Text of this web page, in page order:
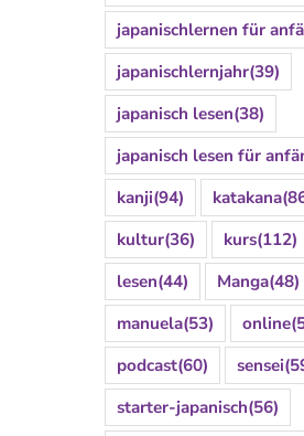
japanischlernen für
japanischlernjahr(39)
japanisch lesen(38)
japanisch lesen für
kanji(94) katakana
kultur(36) kurs(112)
lesen(44) Manga(48)
manuela(53) online
podcast(60) sensei
starter-japanisch(56)